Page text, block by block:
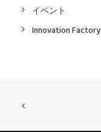
イベント
Innovation Factory